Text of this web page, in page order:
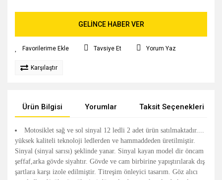
GELİNCE HABER VER
Tavsiye Et Yorum Yaz
Karşılaştır
Ürün Bilgisi Yorumlar Taksit Seçenekleri
Motosiklet sağ ve sol sinyal 12 ledli 2 adet ürün satılmaktadır....
yüksek kaliteli teknoloji ledlerden ve hammaddeden üretilmiştir.
Sinyal (sinyal sarısı) şeklinde yanar. Sinyal kayan model dir öncam
şeffaf,arka gövde siyahtır. Gövde ve cam birbirine yapıştırılarak dış
şartlara karşı izole edilmiştir. Titreşim önleyici tasarım. Göz alıcı